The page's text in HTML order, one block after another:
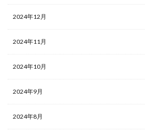
2024年12月
2024年11月
2024年10月
2024年9月
2024年8月